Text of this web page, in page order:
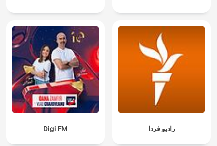
Digi FM رادیو فردا